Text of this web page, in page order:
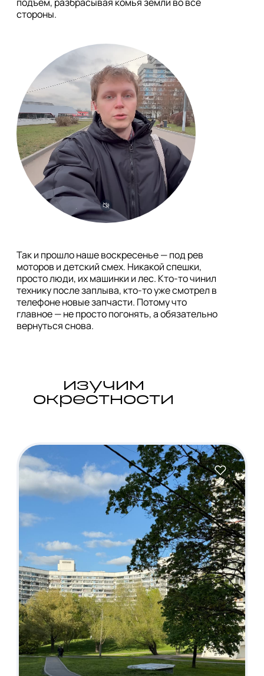
стороны.
Так и прошло наше воскресенье — под рев
моторов и детский смех. Никакой спешки,
просто люди, их машинки и лес. Кто-то чинил
технику после заплыва, кто-то уже смотрел в
телефоне новые запчасти. Потому что
главное — не просто погонять, а обязательно
вернуться снова.
изучим
окрестности